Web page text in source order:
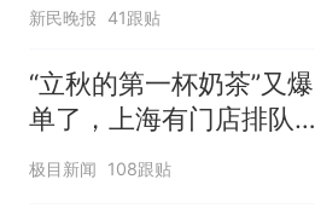
新民晚报 41跟贴
“立秋的第一杯奶茶”又爆
单了，上海有门店排队超
500杯，店员：今天奶茶
极目新闻 108跟贴